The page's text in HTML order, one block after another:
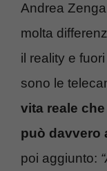
Andrea
molta
il reality e
sono le
vita reale
può davvero
poi aggiunto: